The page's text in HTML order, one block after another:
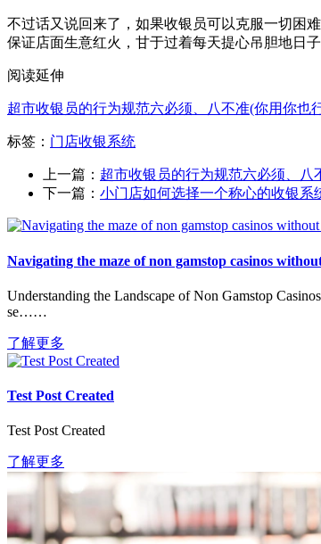
不过话又说回来了，如果收银员可以克服一切困
保证店面生意红火，甘于过着每天提心吊胆地日子
阅读延伸
超市收银员的行为规范六必须、八不准(你用你也
标签： 门店收银系统
上一篇： 超市收银员的行为规范六必须、八
下一篇： 小门店如何选择一个称心的收银系
Navigating the maze of non gamstop casinos
Understanding the Landscape of Non Gamstop
se……
了解更多
Test Post Created
Test Post Created
了解更多